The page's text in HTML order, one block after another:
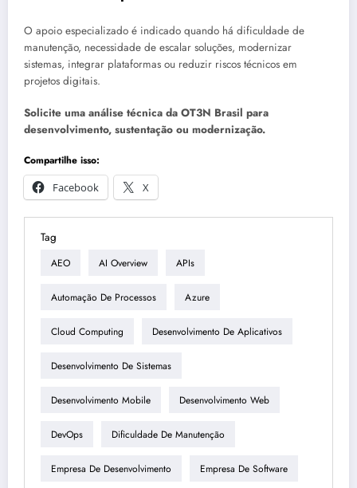
O apoio especializado é indicado quando há dificuldade de
manutenção, necessidade de escalar soluções, modernizar
sistemas, integrar plataformas ou reduzir riscos técnicos em
projetos digitais.
Solicite uma análise técnica da OT3N Brasil para
desenvolvimento, sustentação ou modernização.
Compartilhe isso:
Facebook
X
Tag
AEO AI Overview APIs
Automação De Processos Azure
Cloud Computing Desenvolvimento De Aplicativos
Desenvolvimento De Sistemas
Desenvolvimento Mobile Desenvolvimento Web
DevOps Dificuldade De Manutenção
Empresa De Desenvolvimento Empresa De Software